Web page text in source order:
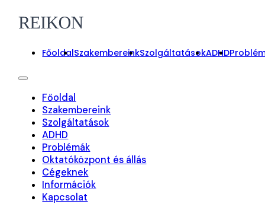
FőoldalSzakembereinkSzolgáltatásokADHD
Főoldal
Szakembereink
Szolgáltatások
ADHD
Problémák
Oktatóközpont és állás
Cégeknek
Információk
Kapcsolat